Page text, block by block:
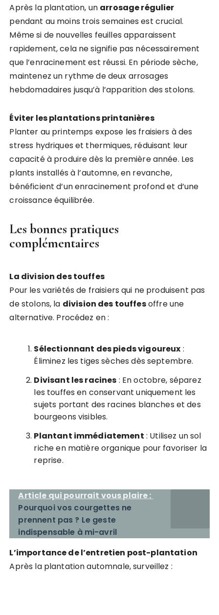
Après la plantation, un arrosage régulier
pendant au moins trois semaines est crucial.
Même si de nouvelles feuilles apparaissent
rapidement, cela ne signifie pas nécessairement
que l’enracinement est réussi. En période sèche,
maintenez un rythme de deux arrosages
hebdomadaires jusqu’à l’apparition des stolons.
Éviter les plantations printanières
Planter au printemps expose les fraisiers à des
stress hydriques et thermiques, réduisant leur
capacité à produire dès la première année. Les
plants installés à l’automne, en revanche,
bénéficient d’un enracinement profond et d’une
croissance équilibrée.
Les bonnes pratiques
complémentaires
La division des touffes
Pour les variétés de fraisiers qui ne produisent pas
de stolons, la division des touffesoffre une
alternative. Procédez en :
Sélectionnant des pieds vigoureux :
Éliminez les tiges sèches dès septembre.
Divisant les racines : En octobre, séparez
les touffes en conservant uniquement les
sujets portant des racines blanches et des
bourgeons visibles.
Plantant immédiatement : Utilisez un sol
riche en matière organique pour favoriser la
reprise.
Article qui pourrait vous plaire :
Pourquoi vos courgettes ne
prennent pas ? Le geste
indispensable à mi-avril
L’importance de l’entretien post-plantation
Après la plantation automnale, surveillez :